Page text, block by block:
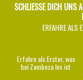
SCHLIESSE DICH UNS
ERFAHRE ALS
Erfahre als Erster, was
bei Zambeza los ist